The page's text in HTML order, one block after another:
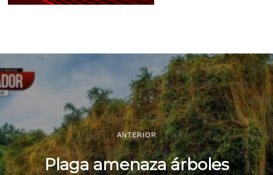
ANTERIOR
Plaga amenaza árboles